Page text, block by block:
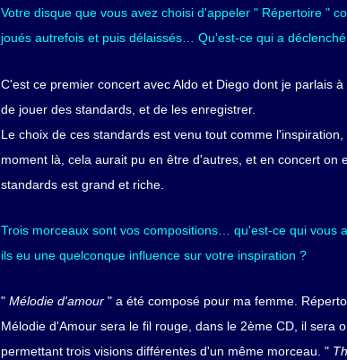
Votre disque que vous avez choisi d'appeler " Répertoire "
joués autrefois et puis délaissés… Qu'est-ce qui a
C'est ce premier concert avec Aldo et Diego dont je parlais
de jouer des standards, et de les enregistrer.
Le choix de ces standards est venu tout comme
moment là, cela aurait pu en être d'autres, et en concert
standards est grand et riche.
Trois morceaux sont vos compositions… qu'est-ce qui vous
ils eu une quelconque influence sur votre inspiration ?
" Mélodie d'amour" a été composé pour ma femme.
Mélodie d'Amour sera le fil rouge, dans le 2ème CD, il sera
permettant trois visions différentes d'un même morceau. "